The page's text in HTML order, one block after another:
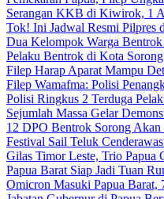
Serangan KKB di Kiwirok, 1
Tok! Ini Jadwal Resmi Pilpres
Dua Kelompok Warga
Pelaku Bentrok di Kota
Filep Harap Aparat Mampu
Filep Wamafma: Polisi
Polisi Ringkus 2 Terduga
Sejumlah Massa Gelar
12 DPO Bentrok Sorong
Festival Sail Teluk
Gilas Timor Leste, Trio Papua
Papua Barat Siap Jadi Tuan
Omicron Masuki Papua Barat,